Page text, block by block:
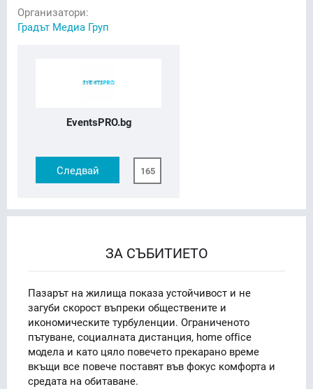
Организатори:
Градът Медиа Груп
EventsPRO.bg
Следвай 165
ЗА СЪБИТИЕТО
Пазарът на жилища показа устойчивост и не
загуби скорост въпреки обществените и
икономическите турбуленции. Ограниченото
пътуване, социалната дистанция, home office
модела и като цяло повечето прекарано време
вкъщи все повече поставят във фокус комфорта и
средата на обитаване.